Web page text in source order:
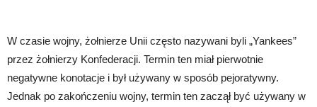
W czasie wojny, żołnierze Unii często nazywani byli „Yankees”
przez żołnierzy Konfederacji. Termin ten miał pierwotnie
negatywne konotacje i był używany w sposób pejoratywny.
Jednak po zakończeniu wojny, termin ten zaczął być używany w